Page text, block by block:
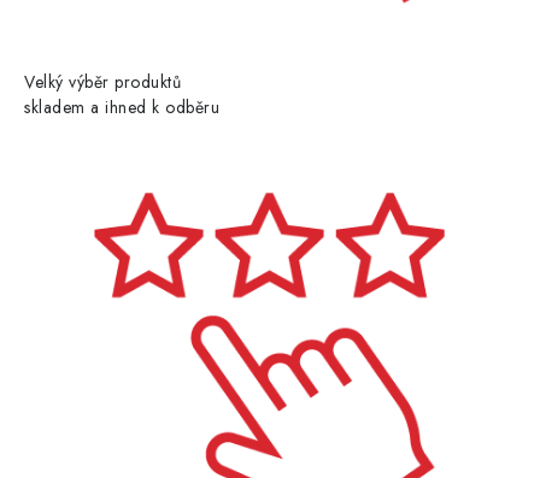
Velký výběr produktů
skladem a ihned k odběru